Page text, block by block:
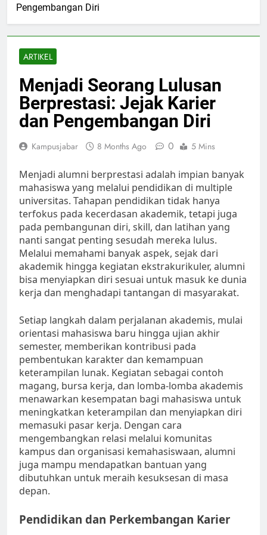
Pengembangan Diri
ARTIKEL
Menjadi Seorang Lulusan
Berprestasi: Jejak Karier
dan Pengembangan Diri
Kampusjabar 8 Months Ago 0 5 Mins
Menjadi alumni berprestasi adalah impian banyak
mahasiswa yang melalui pendidikan di multiple
universitas. Tahapan pendidikan tidak hanya
terfokus pada kecerdasan akademik, tetapi juga
pada pembangunan diri, skill, dan latihan yang
nanti sangat penting sesudah mereka lulus.
Melalui memahami banyak aspek, sejak dari
akademik hingga kegiatan ekstrakurikuler, alumni
bisa menyiapkan diri sesuai untuk masuk ke dunia
kerja dan menghadapi tantangan di masyarakat.
Setiap langkah dalam perjalanan akademis, mulai
orientasi mahasiswa baru hingga ujian akhir
semester, memberikan kontribusi pada
pembentukan karakter dan kemampuan
keterampilan lunak. Kegiatan sebagai contoh
magang, bursa kerja, dan lomba-lomba akademis
menawarkan kesempatan bagi mahasiswa untuk
meningkatkan keterampilan dan menyiapkan diri
memasuki pasar kerja. Dengan cara
mengembangkan relasi melalui komunitas
kampus dan organisasi kemahasiswaan, alumni
juga mampu mendapatkan bantuan yang
dibutuhkan untuk meraih kesuksesan di masa
depan.
Pendidikan dan Perkembangan Karier